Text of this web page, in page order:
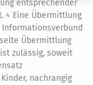
entsprechender
4 Eine Übermittlung
Übermittlung
zulässig, soweit
nachrangig